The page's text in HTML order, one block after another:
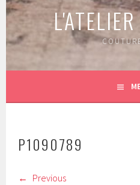
P1090789
Previous